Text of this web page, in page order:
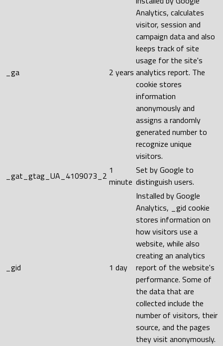
_ga 2 years
Analytics, calculates
visitor, session and
campaign data and also
keeps track of site
usage for the site's
analytics report. The
cookie stores
information
anonymously and
assigns a randomly
generated number to
recognize unique
visitors.
_gat_gtag_UA_4109073_2 1
minute
Set by Google to
distinguish users.
_gid 1 day
Installed by Google
Analytics, _gid cookie
stores information on
how visitors use a
website, while also
creating an analytics
report of the website's
performance. Some of
the data that are
collected include the
number of visitors, their
source, and the pages
they visit anonymously.